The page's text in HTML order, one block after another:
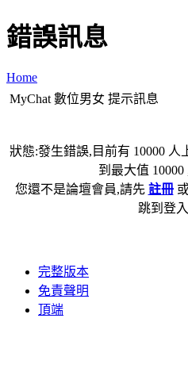
錯誤訊息
Home
MyChat 數位男女 提示訊息
狀態:發生錯誤,目前有 10000
到最大值
您還不是論壇會員,請先 註冊
跳到登
完整版本
免責聲明
頂端